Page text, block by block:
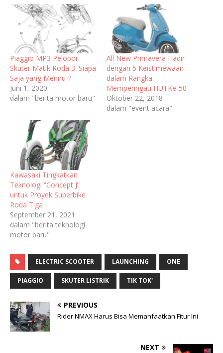
Piaggio MP3 Pelopor
Skuter Matik Roda 3. Siapa
Saja yang Meniru ?
Juni 1, 2020
dalam "berita motor baru"
All New Primavera Hadir
dengan 5 Keistimewaan
dalam Rangka
Memperingati HUTKe-50
Oktober 22, 2018
dalam "event acara"
Kawasaki Tingkatkan
Teknologi “Concept J”
untuk Proyek Superbike
Roda Tiga
September 21, 2021
dalam "berita teknologi
motor baru"
ELECTRIC SCOOTER LAUNCHING ONE
PIAGGIO SKUTER LISTRIK TIK TOK'
PREVIOUS
Rider NMAX Harus Bisa Memanfaatkan Fitur Ini
NEXT